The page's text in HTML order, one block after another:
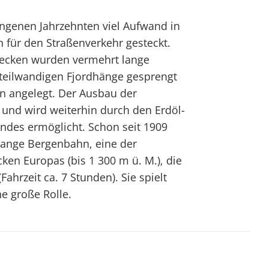
Jahrzehnten viel Aufwand in
für den Straßenverkehr gesteckt.
wurden vermehrt lange
Fjordhänge gesprengt
angelegt. Der Ausbau der
wird weiterhin durch den Erdöl-
ermöglicht. Schon seit 1909
Bergenbahn, eine der
Europas (bis 1 300 m ü. M.), die
ca. 7 Stunden). Sie spielt
große Rolle.